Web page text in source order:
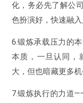
化，务必先了解公
色扮演好，快速融入
6.锻炼承载压力的
本质，一旦认同，
大，但也暗藏更多机
7.锻炼执行的力道